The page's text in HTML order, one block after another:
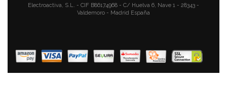
Forro Polar Gris, 120W
92,90 € 65,90 €
Electroactiva, S.L. - CIF B86174968 - C/ Huelva 6, Nave 1 - 28343 -
Valdemoro - Madrid España